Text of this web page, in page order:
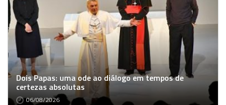
Dois Papas: uma ode ao diálogo em tempos de
certezas absolutas
06/08/2026